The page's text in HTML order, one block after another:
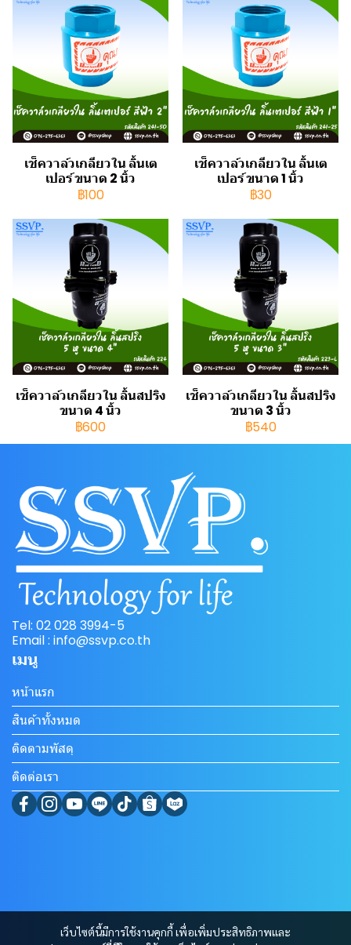
เช็ควาล์วเกลียวใน ลิ้นเต
เปอร์ ขนาด 2 นิ้ว
฿100
เช็ควาล์วเกลียวใน ลิ้นเต
เปอร์ ขนาด 1 นิ้ว
฿30
เช็ควาล์วเกลียวใน ลิ้นสปริง
ขนาด 4 นิ้ว
฿600
เช็ควาล์วเกลียวใน ลิ้นสปริง
ขนาด 3 นิ้ว
฿540
เว็บไซต์นี้มีการใช้งานคุกกี้ เพื่อเพิ่มประสิทธิภาพและ
Tel: 02 028 3994-5
Email : info@ssvp.co.th
เมนู
หน้าแรก
สินค้าทั้งหมด
ติดตามพัสดุ
ติดต่อเรา